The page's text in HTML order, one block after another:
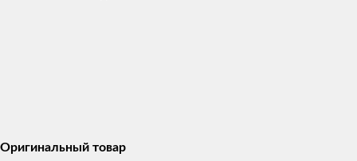
Оригинальный товар